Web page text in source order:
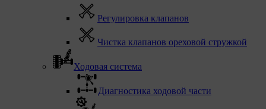
Регулировка клапанов
Чистка клапанов ореховой стружкой
Ходовая система
Диагностика ходовой части